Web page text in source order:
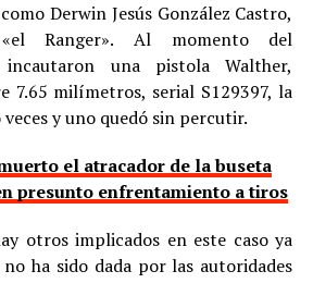
Derwin Jesús González Castro,
Ranger». Al momento del
una pistola Walther,
7.65 milímetros, serial S129397, la
y uno quedó sin percutir.
el atracador de la buseta
presunto enfrentamiento a tiros
otros implicados en este caso ya
ha sido dada por las autoridades